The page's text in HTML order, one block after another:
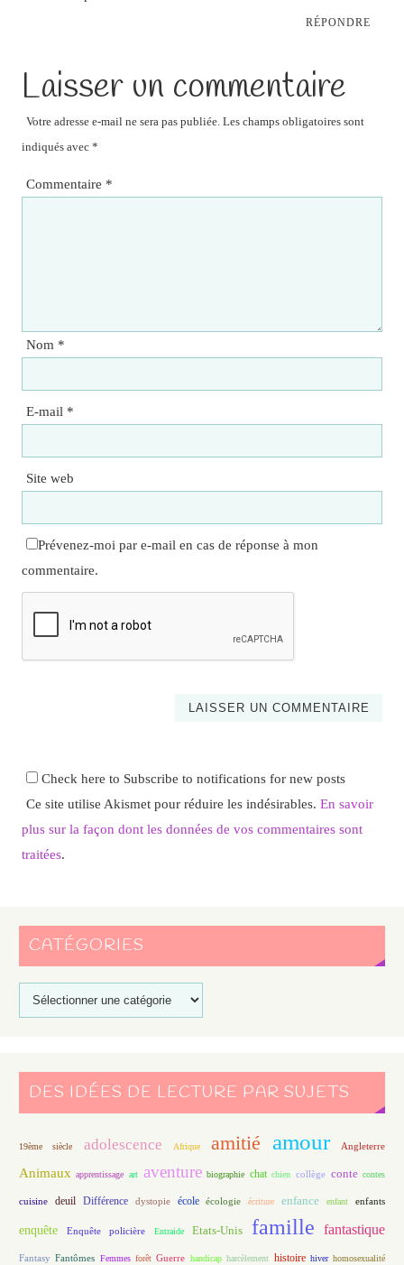
RÉPONDRE
Laisser un commentaire
Votre adresse e-mail ne sera pas publiée. Les champs obligatoires sont
indiqués avec *
Commentaire *
Nom *
E-mail *
Site web
Prévenez-moi par e-mail en cas de réponse à mon
commentaire.
Check here to Subscribe to notifications for new posts
Ce site utilise Akismet pour réduire les indésirables. En savoir
plus sur la façon dont les données de vos commentaires sont
traitées.
CATÉGORIES
DES IDÉES DE LECTURE PAR SUJETS
19ème siècle adolescence Afrique amitié amour Angleterre
Animaux apprentissage art aventure biographie chat chien collège conte contes
cuisine deuil Différence dystopie école écologie écriture enfance enfant enfants
enquête Enquête policière Entraide Etats-Unis famille fantastique
Fantasy Fantômes Femmes forêt Guerre handicap harcèlement histoire hiver homosexualité